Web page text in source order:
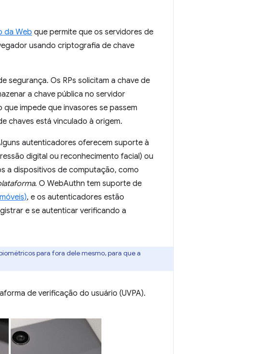
da Web que permite que os servidores de
usando criptografia de chave
segurança. Os RPs solicitam a chave de
a chave pública no servidor
impede que invasores se passem
chaves está vinculado à origem.
autenticadores oferecem suporte à
digital ou reconhecimento facial) ou
a dispositivos de computação, como
. O WebAuthn tem suporte de
, e os autenticadores estão
e se autenticar verificando a
para fora dele mesmo, para que a
de verificação do usuário (UVPA).